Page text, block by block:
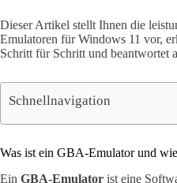
Dieser Artikel stellt Ihnen die
Emulatoren für Windows 11 vor,
Schritt für Schritt und beantwortet
Schnellnavigation
Was ist ein GBA-Emulator und
Ein GBA-Emulator ist eine